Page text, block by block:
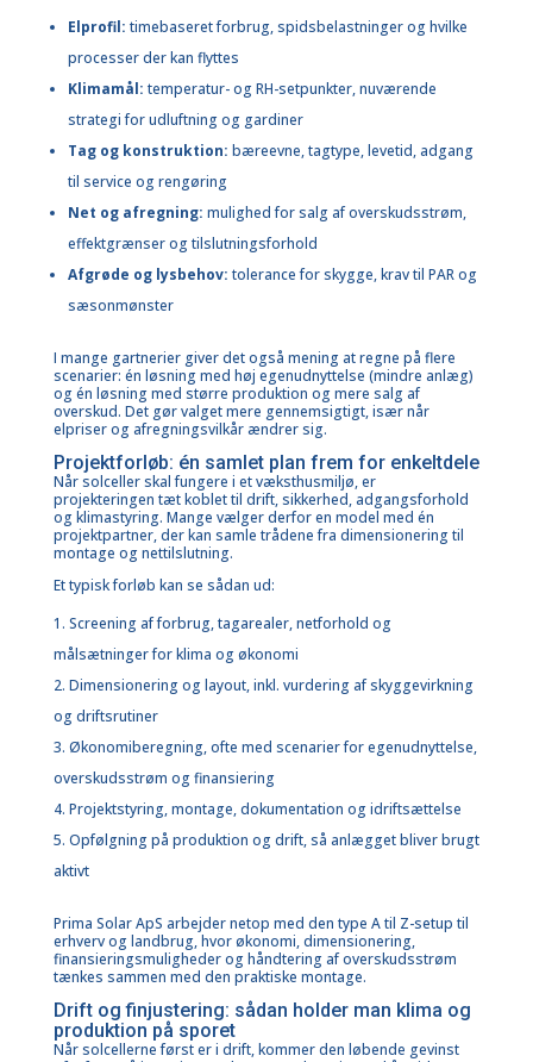
Elprofil: timebaseret forbrug, spidsbelastninger og hvilke
processer der kan flyttes
Klimamål: temperatur- og RH-setpunkter, nuværende
strategi for udluftning og gardiner
Tag og konstruktion: bæreevne, tagtype, levetid, adgang
til service og rengøring
Net og afregning: mulighed for salg af overskudsstrøm,
effektgrænser og tilslutningsforhold
Afgrøde og lysbehov: tolerance for skygge, krav til PAR og
sæsonmønster
I mange gartnerier giver det også mening at regne på flere
scenarier: én løsning med høj egenudnyttelse (mindre anlæg)
og én løsning med større produktion og mere salg af
overskud. Det gør valget mere gennemsigtigt, især når
elpriser og afregningsvilkår ændrer sig.
Projektforløb: én samlet plan frem for enkeltdele
Når solceller skal fungere i et væksthusmiljø, er
projekteringen tæt koblet til drift, sikkerhed, adgangsforhold
og klimastyring. Mange vælger derfor en model med én
projektpartner, der kan samle trådene fra dimensionering til
montage og nettilslutning.
Et typisk forløb kan se sådan ud:
Screening af forbrug, tagarealer, netforhold og
målsætninger for klima og økonomi
Dimensionering og layout, inkl. vurdering afskyggevirkning
og driftsrutiner
Økonomiberegning, ofte med scenarier for egenudnyttelse,
overskudsstrøm og finansiering
Projektstyring, montage, dokumentation og idriftsættelse
Opfølgning på produktion og drift, så anlægget bliver brugt
aktivt
Prima Solar ApS arbejder netop med den type A til Z-setup til
erhverv og landbrug, hvor økonomi, dimensionering,
finansieringsmuligheder og håndtering af overskudsstrøm
tænkes sammen med den praktiske montage.
Drift og finjustering: sådan holder man klima og
produktion på sporet
Når solcellerne først er i drift, kommer den løbende gevinst